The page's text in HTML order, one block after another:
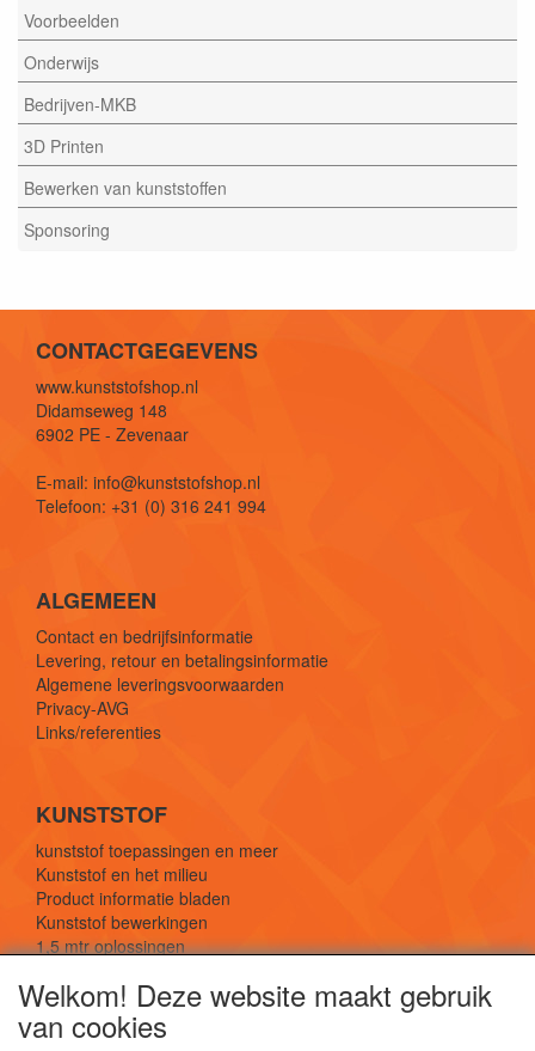
Voorbeelden
Onderwijs
Bedrijven-MKB
3D Printen
Bewerken van kunststoffen
Sponsoring
CONTACTGEGEVENS
www.kunststofshop.nl
Didamseweg 148
6902 PE - Zevenaar
E-mail: info@kunststofshop.nl
Telefoon: +31 (0) 316 241 994
ALGEMEEN
Contact en bedrijfsinformatie
Levering, retour en betalingsinformatie
Algemene leveringsvoorwaarden
Privacy-AVG
Links/referenties
KUNSTSTOF
kunststof toepassingen en meer
Kunststof en het milieu
Product informatie bladen
Kunststof bewerkingen
1,5 mtr oplossingen
Welkom! Deze website maakt gebruik
van cookies